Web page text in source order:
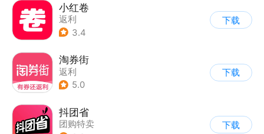
小红卷
返利
3.4
下载
淘券街
返利
5.0
下载
抖团省
团购特卖
下载